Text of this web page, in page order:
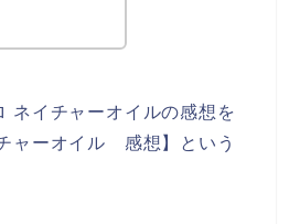
ネイチャーオイルの感想を
ャーオイル 感想】という